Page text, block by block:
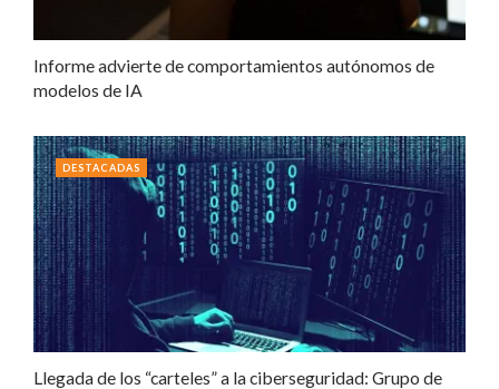
Informe advierte de comportamientos autónomos de
modelos de IA
Llegada de los “carteles” a la ciberseguridad: Grupo de
DESTACADAS